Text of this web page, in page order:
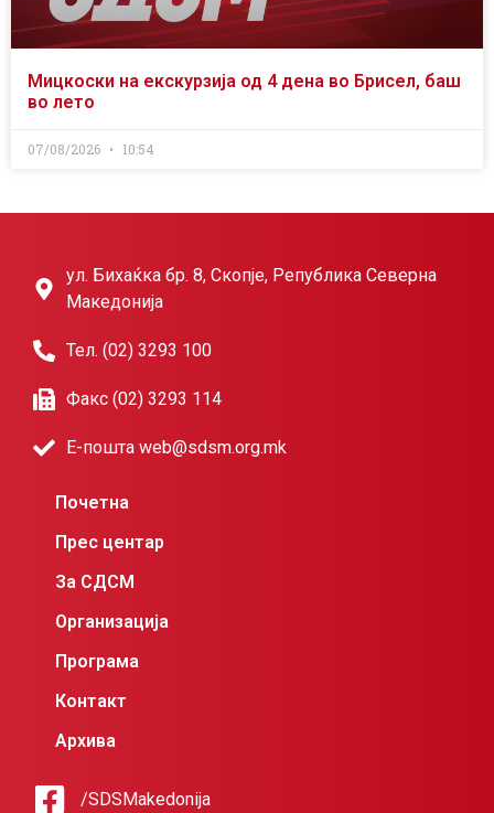
Мицкоски на екскурзија од 4 дена во Брисел, баш
во лето
07/08/2026 10:54
ул. Бихаќка бр. 8, Скопје, Република Северна
Македонија
Тел. (02) 3293 100
Факс (02) 3293 114
Е-пошта web@sdsm.org.mk
Почетна
Прес центар
За СДСМ
Организација
Програма
Контакт
Архива
/SDSMakedonija